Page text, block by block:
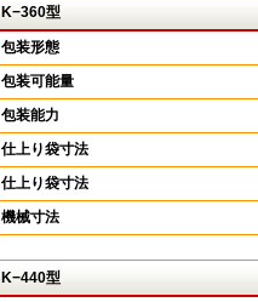
K−360型
包装形態
包装可能量
包装能力
仕上り袋寸法
仕上り袋寸法
機械寸法
K−440型